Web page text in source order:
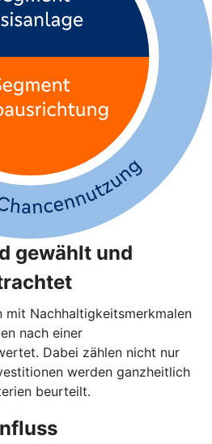
gewählt und
mit Nachhaltigkeitsmerkmalen
nach einer
Dabei zählen nicht nur
werden ganzheitlich
beurteilt.